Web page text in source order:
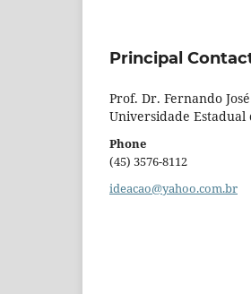
Principal
Prof. Dr. Fernando
Universidade Estadual
Phone
(45) 3576-8112
ideacao@yahoo.com.br